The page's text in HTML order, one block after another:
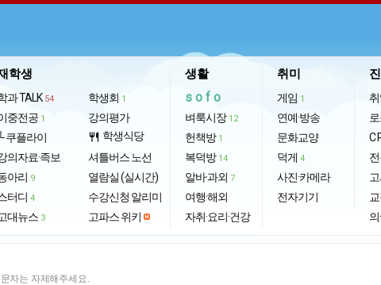
학생
과 TALK 54
중전공 1
└ 쿠플라이
의자료·족보
아리 9
터디 4
대뉴스 3
학생회 1
강의평가
restaurant 학생식당
셔틀버스 노선
열람실 (실시간)
수강신청 알리미
고파스 위키
생활
sofo
벼룩시장 12
헌책방 1
복덕방 14
알바·과외 7
여행·해외
자취·요리·건강
취미
게임 1
연예·방송
문화교양
덕게 4
사진·카메라
전자기기
의
자는 자제해주세요.